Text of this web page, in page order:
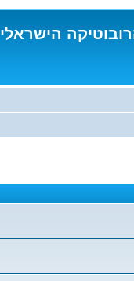
הישראלי